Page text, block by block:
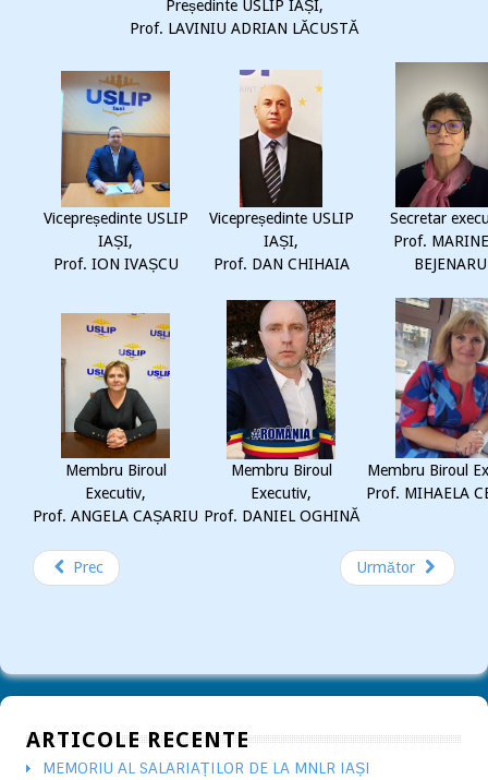
Președinte USLIP IAȘI,
Prof. LAVINIU ADRIAN LĂCUSTĂ
Vicepreședinte USLIP
IAȘI,
Prof. ION IVAȘCU
Vicepreședinte USLIP
IAȘI,
Prof. DAN CHIHAIA
Secretar
Prof.
BEJENARU
Membru Biroul
Executiv,
Prof. ANGELA CAȘARIU
Membru Biroul
Executiv,
Prof. DANIEL OGHINĂ
Membru Biroul
Prof. MIHAELA
Prec Următor
ARTICOLE RECENTE
MEMORIU AL SALARIAȚILOR DE LA MNLR IAȘI